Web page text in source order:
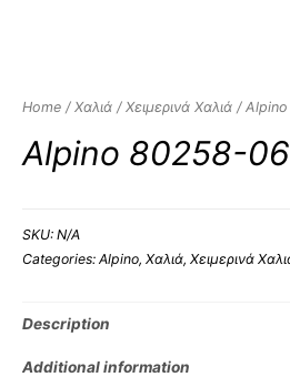
Home / Χαλιά / Χειμερινά Χαλιά / Alpino
Alpino 80258-
SKU: N/A
Categories: Alpino, Χαλιά, Χειμερινά
Description
Additional information